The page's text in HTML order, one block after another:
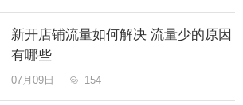
新开店铺流量如何解决 流量少的原因
有哪些
07月09日  154